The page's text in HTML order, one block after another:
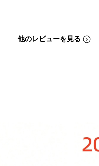
他のレビューを見る